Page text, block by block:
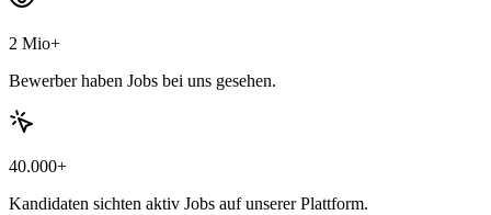
2 Mio+
Bewerber haben Jobs bei uns gesehen.
40.000+
Kandidaten sichten aktiv Jobs auf unserer Plattform.